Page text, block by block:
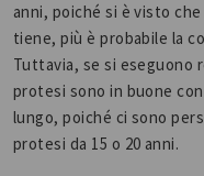
anni, poiché si è visto
tiene, più è probabile la
Tuttavia, se si eseguono
protesi sono in buone
lungo, poiché ci sono
protesi da 15 o 20 anni.